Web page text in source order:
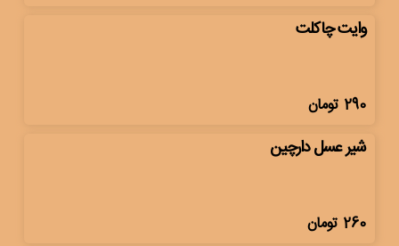
وایت چاکلت
290 تومان
شیر عسل دارچین
260 تومان